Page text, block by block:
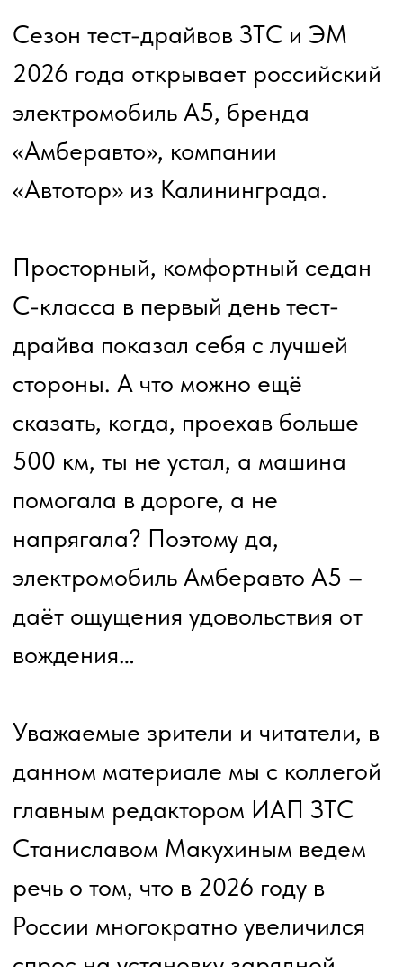
500 км, ты не устал, а машина
помогала в дороге, а не
напрягала? Поэтому да,
электромобиль Амберавто А5 –
даёт ощущения удовольствия от
вождения…
главным редактором ИАП ЗТС
Станиславом Макухиным ведем
речь о том, что в 2026 году в
России многократно увеличился
спрос на установку зарядной
инфраструктуры. Причины мы
описывать не будем, но они
настолько явные, что редакция
абсолютно уверена в очень
бурном развитии зарядной
инфраструктуры в таких городах
как Москва, Санкт - Петербург и
Сочи, также зарядные станции
активно ставятся по платным
трассам между этих городов.
На сегодняшний день сотрудники
редакции многократно убедились
в том что, абсолютное
большинство владельцев
автопарков легковых
автомобилей такси, каршеринга и
проката не обладают точными
данными о реальной финансовой
экономии эксплуатации